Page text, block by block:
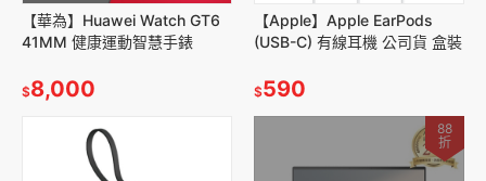
【華為】Huawei Watch GT6
41MM 健康運動智慧手錶
$8,000
【Apple】Apple EarPods
(USB-C) 有線耳機 公司貨 盒裝
$590
88
折